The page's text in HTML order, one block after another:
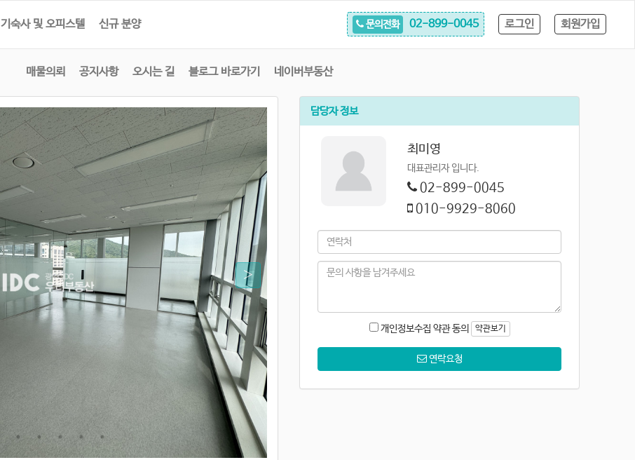
기숙사 및 오피스텔 신규 분양 로그인 회원가입
문의전화 02-899-0045
매물의뢰 공지사항 오시는 길 블로그 바로가기 네이버부동산
담당자 정보
최미영
대표관리자 입니다.
02-899-0045
010-9929-8060
개인정보수집 약관 동의 약관보기
연락요청